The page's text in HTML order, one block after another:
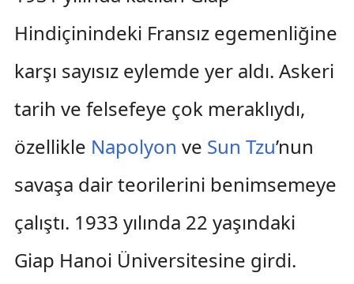
Hindiçinindeki Fransız egemenliğine
karşı sayısız eylemde yer aldı. Askeri
tarih ve felsefeye çok meraklıydı,
özellikle Napolyon ve Sun Tzu’nun
savaşa dair teorilerini benimsemeye
çalıştı. 1933 yılında 22 yaşındaki
Giap Hanoi Üniversitesine girdi.